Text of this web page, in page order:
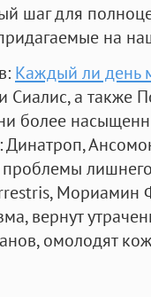
шаг для
на
Каждый ли день
Сиалис, а также
более
: Динатроп,
Мориамин
вернут
омолодят